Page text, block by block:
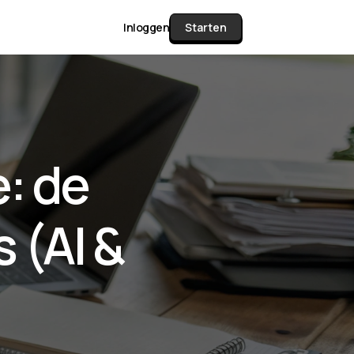
Matrix
alle pakketten en mogelijkheden
documenten verzamelen en facturen
tot controleren, boeken, bank
& klant dashboard.
Inloggen Starten
de
(AI &